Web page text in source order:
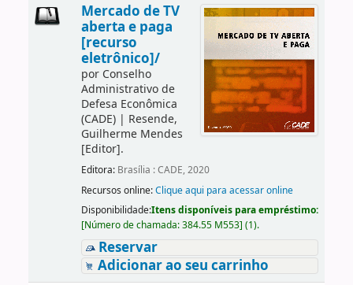
Mercado de TV
aberta e paga
[recurso
eletrônico]/
por Conselho
Administrativo de
Defesa Econômica
(CADE)| Resende,
Guilherme Mendes
[Editor].
Editora: Brasília : CADE, 2020
Recursos online:Clique aqui para acessar online
Disponibilidade:Itens disponíveis para empréstimo:
[Número de chamada:384.55 M553] (1).
Reservar
Adicionar ao seu carrinho